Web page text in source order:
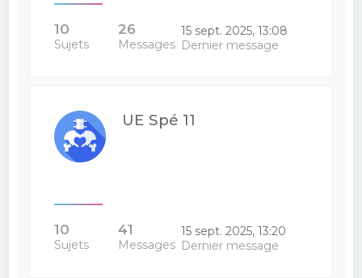
10
Sujets
26
Messages
15 sept. 2025, 13:08
Dernier message
UE Spé 11
10
Sujets
41
Messages
15 sept. 2025, 13:20
Dernier message